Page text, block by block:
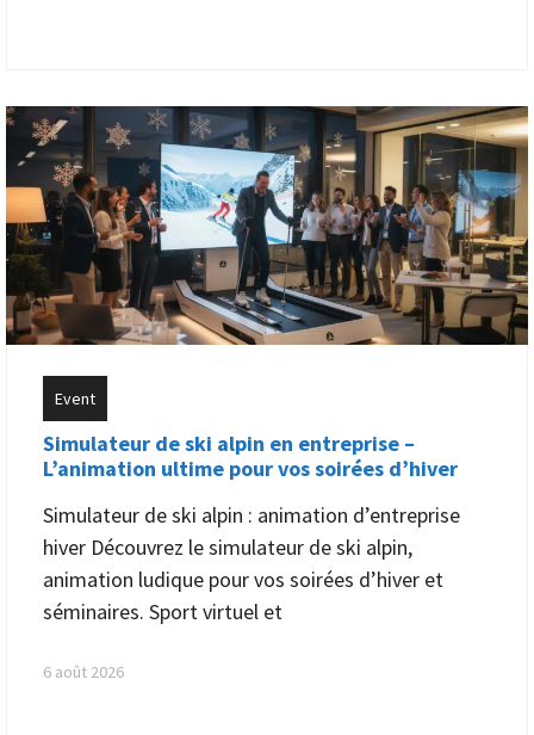
Event
Simulateur de ski alpin en entreprise –
L’animation ultime pour vos soirées d’hiver
Simulateur de ski alpin : animation d’entreprise
hiver Découvrez le simulateur de ski alpin,
animation ludique pour vos soirées d’hiver et
séminaires. Sport virtuel et
6 août 2026